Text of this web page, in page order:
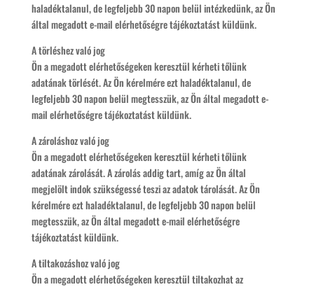
haladéktalanul, de legfeljebb 30 napon belül intézkedünk, az Ön
által megadott e-mail elérhetőségre tájékoztatást küldünk.
A törléshez való jog
Ön a megadott elérhetőségeken keresztül kérheti tőlünk
adatának törlését. Az Ön kérelmére ezt haladéktalanul, de
legfeljebb 30 napon belül megtesszük, az Ön által megadott e-
mail elérhetőségre tájékoztatást küldünk.
A zároláshoz való jog
Ön a megadott elérhetőségeken keresztül kérheti tőlünk
adatának zárolását. A zárolás addig tart, amíg az Ön által
megjelölt indok szükségessé teszi az adatok tárolását. Az Ön
kérelmére ezt haladéktalanul, de legfeljebb 30 napon belül
megtesszük, az Ön által megadott e-mail elérhetőségre
tájékoztatást küldünk.
A tiltakozáshoz való jog
Ön a megadott elérhetőségeken keresztül tiltakozhat az